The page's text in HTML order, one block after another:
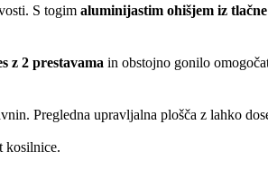
S togim aluminijastim ohišjem iz
z 2 prestavama in obstojno gonilo
Pregledna upravljalna plošča z lahko
kosilnice.